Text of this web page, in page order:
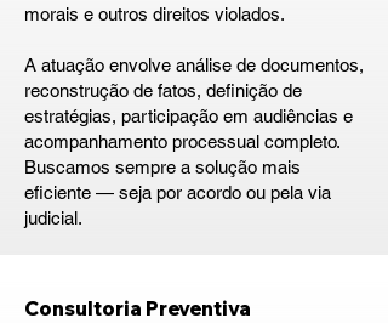
morais e outros direitos violados.
A atuação envolve análise de documentos,
reconstrução de fatos, definição de
estratégias, participação em audiências e
acompanhamento processual completo.
Buscamos sempre a solução mais
eficiente — seja por acordo ou pela via
judicial.
Consultoria Preventiva